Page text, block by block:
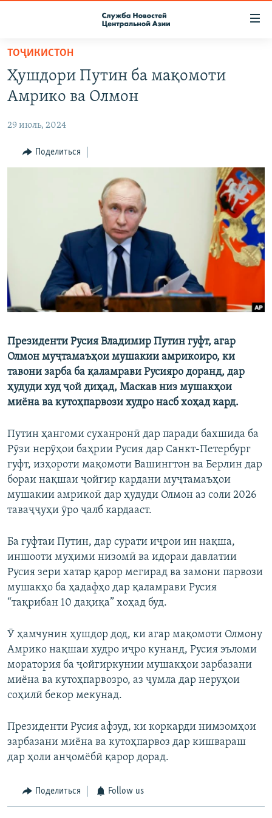
Вернуться
основному
содержанию
Вернутся
навигации
Вернутся
ПОДПИСКА
КОНТАКТЫ
RFE/RL ДИРЕКТ
НАСТОЯЩЕЕ ВРЕМЯ
ТОҶИКИСТОН
Ҳушдори Путин ба мақомоти
Амрико ва Олмон
29 июль, 2024
Поделиться
Президенти Русия Владимир Путин гуфт, агар
Олмон муҷтамаъҳои мушакии амрикоиро, ки
тавони зарба ба қаламрави Русияро доранд, дар
ҳудуди худ ҷой диҳад, Маскав низ мушакҳои
миёна ва кутоҳпарвози худро насб хоҳад кард.
Путин ҳангоми суханронӣ дар паради бахшида ба
Рӯзи нерӯҳои баҳрии Русия дар Санкт-Петербург
гуфт, изҳороти мақомоти Вашингтон ва Берлин дар
бораи нақшаи ҷойгир кардани муҷтамаъҳои
мушакии амрикоӣ дар ҳудуди Олмон аз соли 2026
таваҷҷуҳи ӯро ҷалб кардааст.
Ба гуфтаи Путин, дар сурати иҷрои ин нақша,
иншооти муҳими низомӣ ва идораи давлатии
Русия зери хатар қарор мегирад ва замони парвози
мушакҳо ба ҳадафҳо дар қаламрави Русия
“тақрибан 10 дақиқа” хоҳад буд.
Ӯ ҳамчунин ҳушдор дод, ки агар мақомоти Олмону
Амрико нақшаи худро иҷро кунанд, Русия эъломи
моратория ба ҷойгиркунии мушакҳои зарбазани
миёна ва кутоҳпарвозро, аз ҷумла дар неруҳои
соҳилӣ бекор мекунад.
Президенти Русия афзуд, ки коркарди нимзомҳои
зарбазани миёна ва кутоҳпарвоз дар кишвараш
дар ҳоли анҷомёбӣ қарор дорад.
Поделиться Follow us